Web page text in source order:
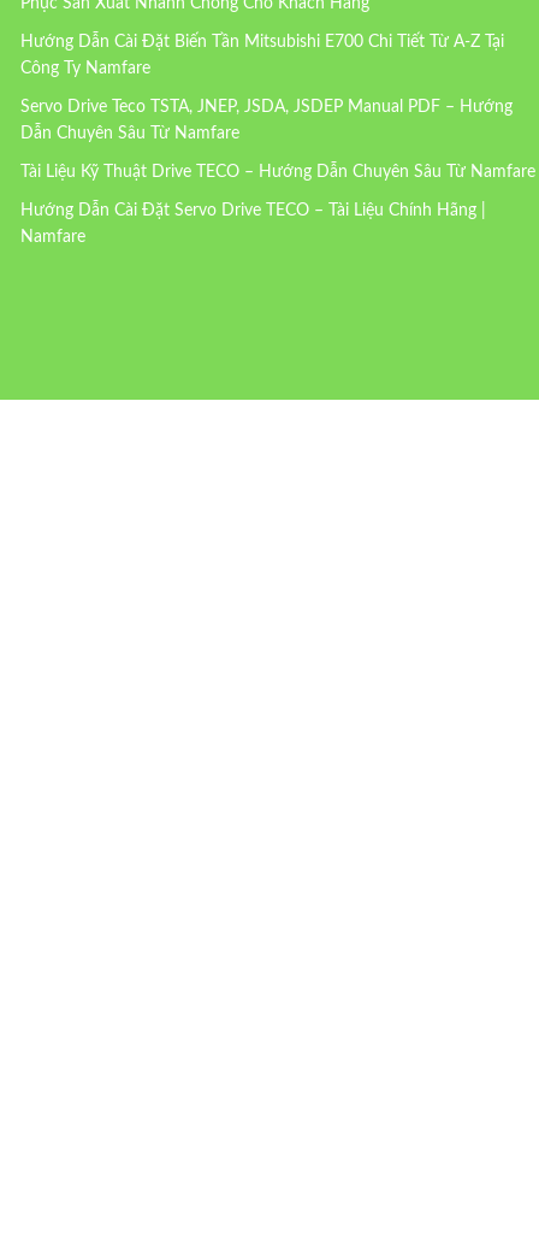
Hướng Dẫn Cài Đặt Biến Tần Mitsubishi E700 Chi Tiết Từ A-Z Tại
Công Ty Namfare
Servo Drive Teco TSTA, JNEP, JSDA, JSDEP Manual PDF – Hướng
Dẫn Chuyên Sâu Từ Namfare
Tài Liệu Kỹ Thuật Drive TECO – Hướng Dẫn Chuyên Sâu Từ Namfare
Hướng Dẫn Cài Đặt Servo Drive TECO – Tài Liệu Chính Hãng |
Namfare